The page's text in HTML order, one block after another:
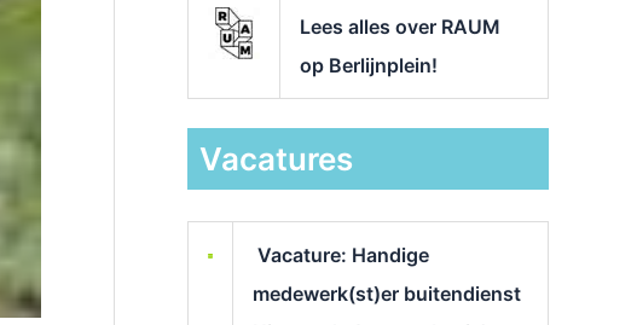
Lees alles over RAUM
op Berlijnplein!
Vacatures
Vacature: Handige
medewerk(st)er buitendienst